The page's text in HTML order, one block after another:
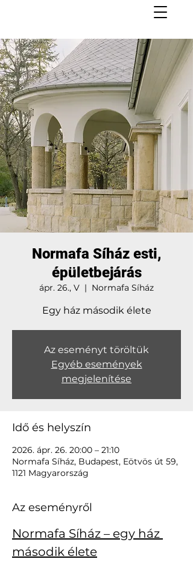
Normafa Síház esti,
épületbejárás
ápr. 26., V
  |
Normafa Síház
Egy ház második élete
Az eseményt töröltük
Egyéb események
megjelenítése
Idő és helyszín
2026. ápr. 26. 20:00 – 21:10
Normafa Síház, Budapest, Eötvös út 59,
1121 Magyarország
Az eseményről
Normafa Síház – egy ház
második élete